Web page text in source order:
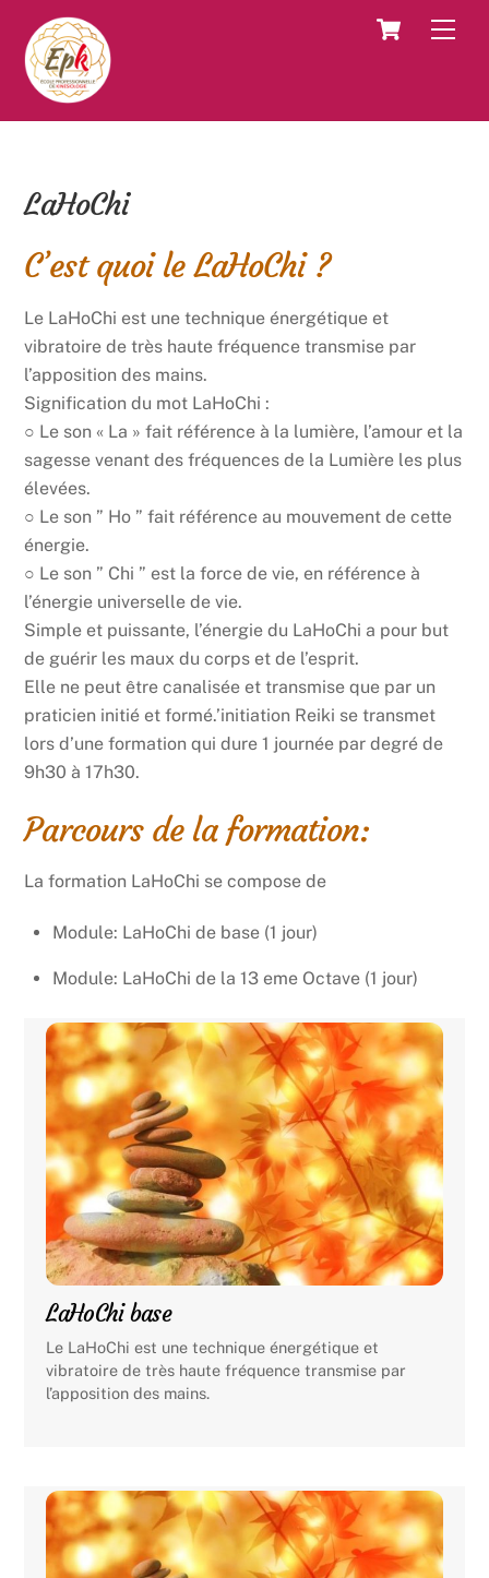
content
Cart
LaHoChi
C’est quoi le LaHoChi ?
Le LaHoChi est une technique énergétique et
vibratoire de très haute fréquence transmise par
l’apposition des mains.
Signification du mot LaHoChi :
○ Le son « La » fait référence à la lumière, l’amour et la
sagesse venant des fréquences de la Lumière les plus
élevées.
○ Le son ” Ho ” fait référence au mouvement de cette
énergie.
○ Le son ” Chi ” est la force de vie, en référence à
l’énergie universelle de vie.
Simple et puissante, l’énergie du LaHoChi a pour but
de guérir les maux du corps et de l’esprit.
Elle ne peut être canalisée et transmise que par un
praticien initié et formé.’initiation Reiki se transmet
lors d’une formation qui dure 1 journée par degré de
9h30 à 17h30.
Parcours de la formation:
La formation LaHoChi se compose de
Module: LaHoChi de base (1 jour)
Module: LaHoChi de la 13 eme Octave (1 jour)
LaHoChi base
Le LaHoChi est une technique énergétique et
vibratoire de très haute fréquence transmise par
l’apposition des mains.